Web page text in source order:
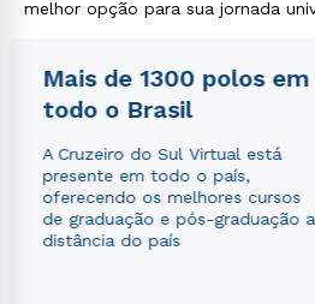
melhor opção para sua jornada
Mais de 1300 polos em
todo o Brasil
A Cruzeiro do Sul Virtual está
presente em todo o país,
oferecendo os melhores cursos
de graduação e pós-graduação a
distância do país